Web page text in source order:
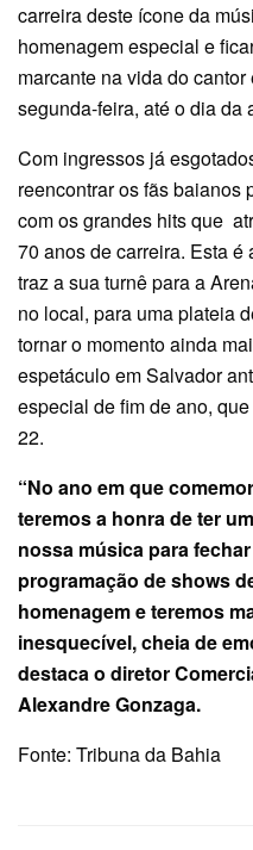
carreira deste ícone da
homenagem especial e
marcante na vida do
segunda-feira, até o dia da
Com ingressos já
reencontrar os fãs baianos
com os grandes hits que
70 anos de carreira. Esta
traz a sua turnê para a
no local, para uma plateia
tornar o momento ainda
espetáculo em Salvador
especial de fim de ano,
22.
“No ano em que
teremos a honra de ter
nossa música para
programação de shows
homenagem e teremos
inesquecível, cheia de
destaca o diretor
Alexandre Gonzaga.
Fonte: Tribuna da Bahia